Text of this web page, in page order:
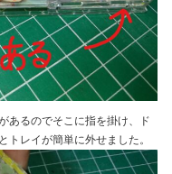
あるのでそこに指を掛け、ド
トレイが簡単に外せました。